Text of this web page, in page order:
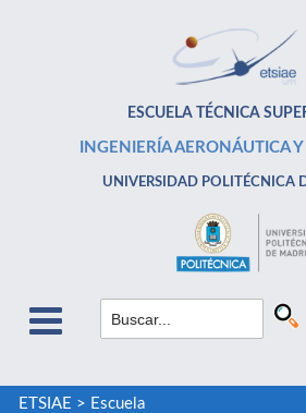
ESCUELA TÉCNICA
INGENIERÍA AERONÁUTICA
UNIVERSIDAD POLITÉCNICA
ETSIAE > Escuela